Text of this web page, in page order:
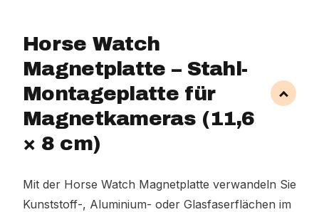
Horse Watch
Magnetplatte – Stahl-
Montageplatte für
Magnetkameras (11,6
× 8 cm)
Mit der Horse Watch Magnetplatte verwandeln Sie
Kunststoff-, Aluminium- oder Glasfaserflächen im